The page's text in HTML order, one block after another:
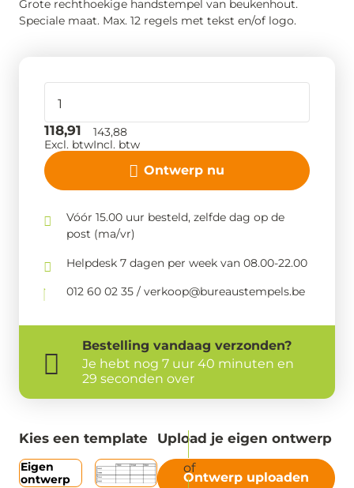
Grote rechthoekige handstempel van beukenhout.
Speciale maat. Max. 12 regels met tekst en/of logo.
Ontwerp nu
118,91
Excl. btw
143,88
Incl. btw
Vóór 15.00 uur besteld, zelfde dag op de
post (ma/vr)
Helpdesk 7 dagen per week van 08.00-22.00
012 60 02 35 / verkoop@bureaustempels.be
Bestelling vandaag verzonden?
Je hebt nog 7 uur 40 minuten en
28 seconden over
Kies een template
Eigen
ontwerp
Upload je eigen ontwerp
Ontwerp uploaden